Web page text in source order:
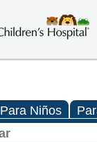
Para Niños